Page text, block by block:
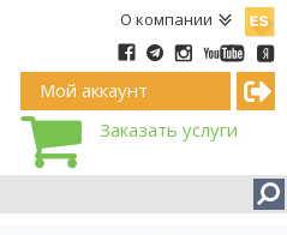
О компании
Мой аккаунт
Заказать услуги